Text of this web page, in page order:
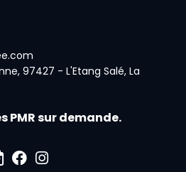
97427 - L'Etang Salé, La
PMR sur demande.